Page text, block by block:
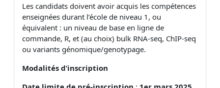
Les candidats doivent avoir acquis les compétences
enseignées durant l’école de niveau 1, ou
équivalent : un niveau de base en ligne de
commande, R, et (au choix) bulk RNA-seq, ChIP-seq
ou variants génomique/genotypage.
Modalités d’inscription